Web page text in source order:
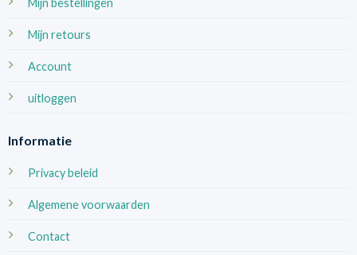
Mijn bestellingen
Mijn retours
Account
uitloggen
Informatie
Privacy beleid
Algemene voorwaarden
Contact